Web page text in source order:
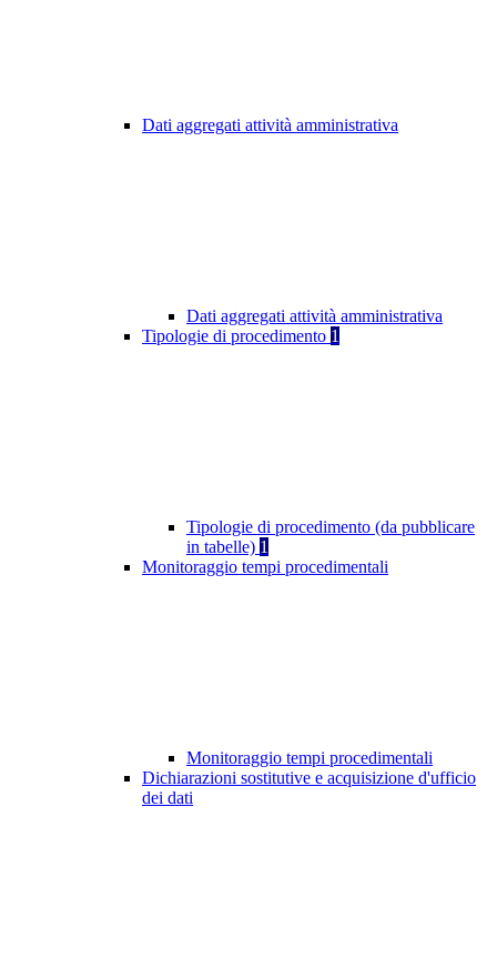
Dati aggregati attività amministrativa
Dati aggregati attività amministrativa
Tipologie di procedimento 1
Tipologie di procedimento (da pubblicare
in tabelle) 1
Monitoraggio tempi procedimentali
Monitoraggio tempi procedimentali
Dichiarazioni sostitutive e acquisizione d'ufficio
dei dati